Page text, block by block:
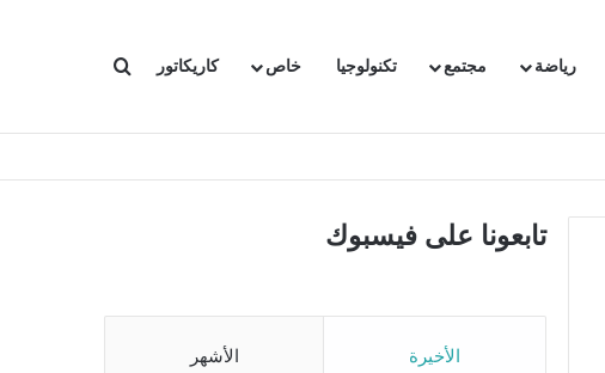
رياضة مجتمع تكنولوجيا خاص كاريكاتور بحث عن
تابعونا على فيسبوك
الأخيرة الأشهر